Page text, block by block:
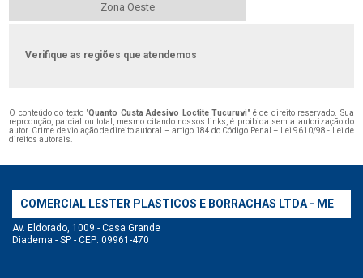
Zona Oeste
Verifique as regiões que atendemos
O conteúdo do texto "Quanto Custa Adesivo Loctite Tucuruvi" é de direito reservado. Sua
reprodução, parcial ou total, mesmo citando nossos links, é proibida sem a autorização do
autor. Crime de violação de direito autoral – artigo 184 do Código Penal – Lei 9610/98 - Lei de
direitos autorais.
COMERCIAL LESTER PLASTICOS E BORRACHAS LTDA - ME
Av. Eldorado, 1009 - Casa Grande
Diadema - SP - CEP: 09961-470